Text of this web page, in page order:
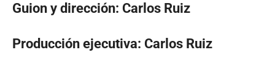
Guion y dirección: Carlos Ruiz
Producción ejecutiva: Carlos Ruiz